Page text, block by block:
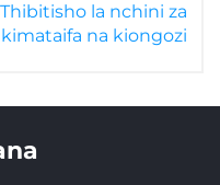
Thibitisho la nchini za
kimataifa na kiongozi